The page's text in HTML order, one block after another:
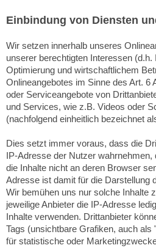
Einbindung von Diensten
Wir setzen innerhalb unseres
unserer berechtigten Interessen
Optimierung und wirtschaftlichem
Onlineangebotes im Sinne des Art. 6
oder Serviceangebote von
und Services, wie z.B. Videos oder
(nachfolgend einheitlich bezeichnet
Dies setzt immer voraus, dass die
IP-Adresse der Nutzer
die Inhalte nicht an deren Browser
Adresse ist damit für die Darstellung
Wir bemühen uns nur solche Inhalte
jeweilige Anbieter die IP-Adresse
Inhalte verwenden. Drittanbieter
Tags (unsichtbare Grafiken, auch als
für statistische oder